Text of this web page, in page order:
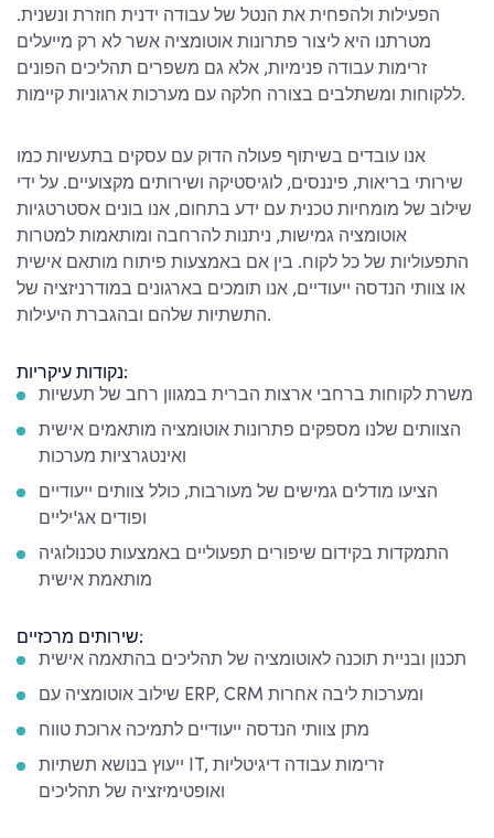
הפעילות ולהפחית את הנטל של עבודה ידנית חוזרת ונשנית.
מטרתנו היא ליצור פתרונות אוטומציה אשר לא רק מייעלים
זרימות עבודה פנימיות, אלא גם משפרים תהליכים הפונים
ללקוחות ומשתלבים בצורה חלקה עם מערכות ארגוניות קיימות.
אנו עובדים בשיתוף פעולה הדוק עם עסקים בתעשיות כמו
שירותי בריאות, פיננסים, לוגיסטיקה ושירותים מקצועיים. על ידי
שילוב של מומחיות טכנית עם ידע בתחום, אנו בונים אסטרטגיות
אוטומציה גמישות, ניתנות להרחבה ומותאמות למטרות
התפעוליות של כל לקוח. בין אם באמצעות פיתוח מותאם אישית
או צוותי הנדסה ייעודיים, אנו תומכים בארגונים במודרניזציה של
התשתיות שלהם ובהגברת היעילות.
נקודות עיקריות:
משרת לקוחות ברחבי ארצות הברית במגוון רחב של תעשיות
הצוותים שלנו מספקים פתרונות אוטומציה מותאמים אישית
ואינטגרציות מערכות
הציעו מודלים גמישים של מעורבות, כולל צוותים ייעודיים
ופודים אג'יליים
התמקדות בקידום שיפורים תפעוליים באמצעות טכנולוגיה
מותאמת אישית
שירותים מרכזיים:
תכנון ובניית תוכנה לאוטומציה של תהליכים בהתאמה אישית
שילוב אוטומציה עם ERP, CRM ומערכות ליבה אחרות
מתן צוותי הנדסה ייעודיים לתמיכה ארוכת טווח
ייעוץ בנושא תשתיות IT, זרימות עבודה דיגיטליות
ואופטימיזציה של תהליכים